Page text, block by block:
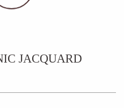
JACQUARD